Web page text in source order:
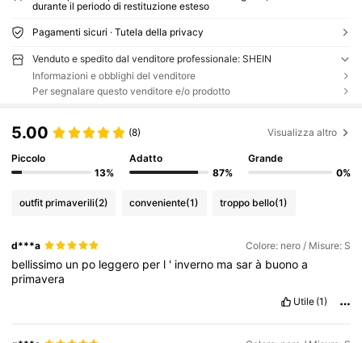
durante il periodo di restituzione esteso
Pagamenti sicuri · Tutela della privacy
Venduto e spedito dal venditore professionale: SHEIN
Informazioni e obblighi del venditore
Per segnalare questo venditore e/o prodotto
5.00 (8) Visualizza altro
Piccolo
13%
Adatto
87%
Grande
0%
outfit primaverili(2) conveniente(1) troppo bello(1)
d***a Colore: nero / Misure: S
bellissimo un po leggero per l ' inverno masarà buonoa
primavera
Utile (1)